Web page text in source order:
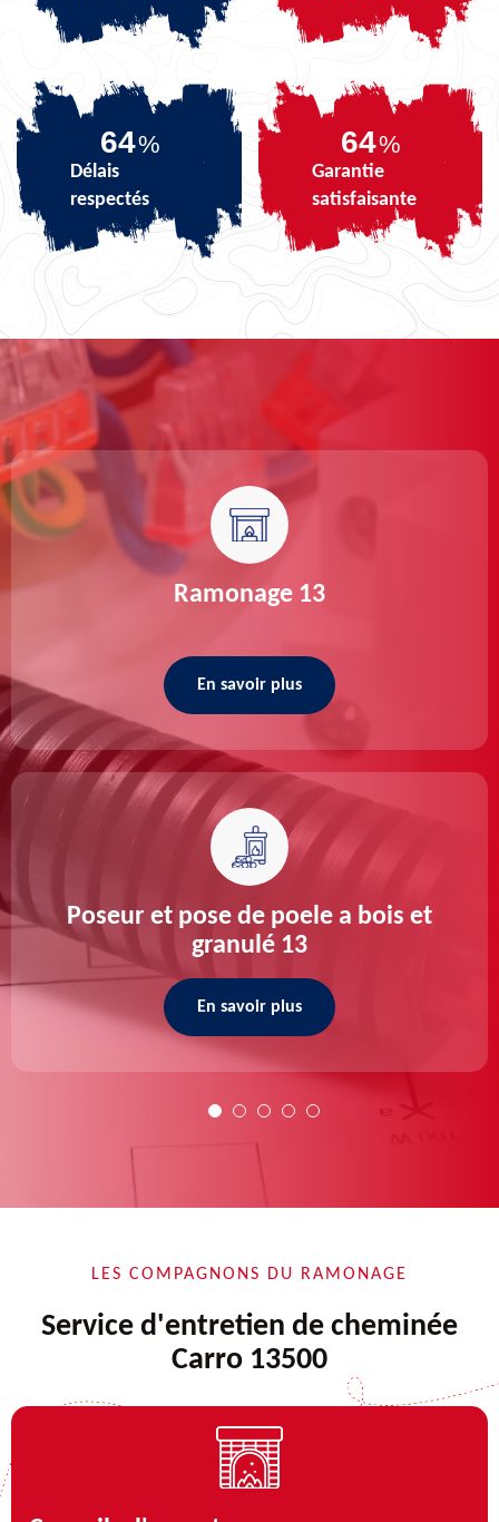
79%
Délais
respectés
79%
Garantie
satisfaisante
Ramonage 13
En savoir plus
Poseur et pose de poele a bois et
granulé 13
En savoir plus
LES COMPAGNONS DU RAMONAGE
Service d'entretien de cheminée
Carro 13500